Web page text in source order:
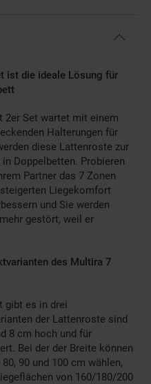
ist die ideale Lösung für
2er Set wartet mit einem
Halterungen für
diese Lattenroste zur
Doppelbetten. Probieren
Partner das 7 Zonen
Liegekomfort
und Sie werden
gestört, weil er
des Multira 7
gibt es in drei
der Lattenroste sind
8 cm hoch und für
Bei der der Breite können
90 und 100 cm wählen,
von 160/180/200